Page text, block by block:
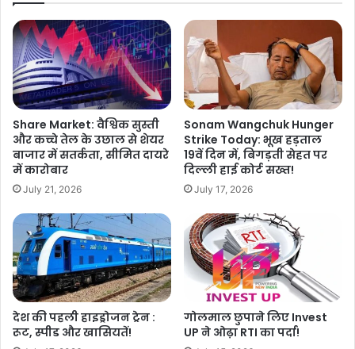
Share Market: वैश्विक सुस्ती
और कच्चे तेल के उछाल से शेयर
बाजार में सतर्कता, सीमित दायरे
में कारोबार
July 21, 2026
Sonam Wangchuk Hunger
Strike Today: भूख हड़ताल
19वें दिन में, बिगड़ती सेहत पर
दिल्ली हाई कोर्ट सख्त!
July 17, 2026
देश की पहली हाइड्रोजन ट्रेन :
रूट, स्पीड और खासियतें!
गोलमाल छुपाने लिए Invest
UP ने ओढ़ा RTI का पर्दा!